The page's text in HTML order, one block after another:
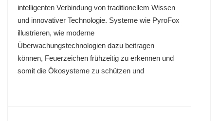
intelligenten Verbindung von traditionellem Wissen
und innovativer Technologie. Systeme wie PyroFox
illustrieren, wie moderne
Überwachungstechnologien dazu beitragen
können, Feuerzeichen frühzeitig zu erkennen und
somit die Ökosysteme zu schützen und